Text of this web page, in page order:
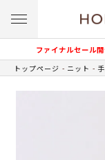
ファイナルセール
トップページ ニット